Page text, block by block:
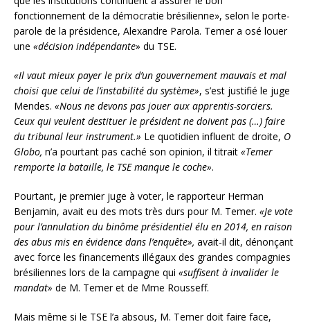
fonctionnement de la démocratie brésilienne», selon le porte-
parole de la présidence, Alexandre Parola. Temer a osé louer
une «décision indépendante» du TSE.
«Il vaut mieux payer le prix d’un gouvernement mauvais et mal
choisi que celui de l’instabilité du système», s’est justifié le juge
Mendes. «Nous ne devons pas jouer aux apprentis-sorciers.
Ceux qui veulent destituer le président ne doivent pas (…) faire
du tribunal leur instrument.» Le quotidien influent de droite, O
Globo, n’a pourtant pas caché son opinion, il titrait «Temer
remporte la bataille, le TSE manque le coche».
Pourtant, je premier juge à voter, le rapporteur Herman
Benjamin, avait eu des mots très durs pour M. Temer. «Je vote
pour l’annulation du binôme présidentiel élu en 2014, en raison
des abus mis en évidence dans l’enquête», avait-il dit, dénonçant
avec force les financements illégaux des grandes compagnies
brésiliennes lors de la campagne qui «suffisent à invalider le
mandat» de M. Temer et de Mme Rousseff.
Mais même si le TSE l’a absous, M. Temer doit faire face,